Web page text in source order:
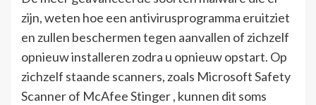
zijn, weten hoe een antivirusprogramma eruitziet
en zullen beschermen tegen aanvallen of zichzelf
opnieuw installeren zodra u opnieuw opstart. Op
zichzelf staande scanners, zoals Microsoft Safety
Scanner of McAfee Stinger , kunnen dit soms